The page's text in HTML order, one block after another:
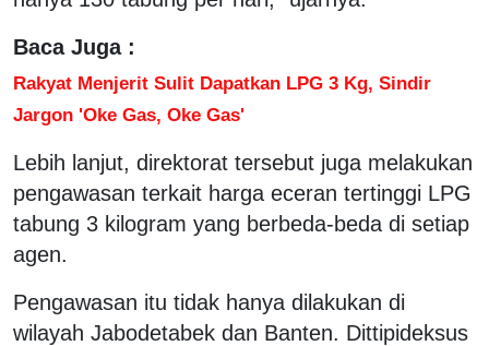
Baca Juga :
Rakyat Menjerit Sulit Dapatkan LPG 3 Kg, Sindir
Jargon 'Oke Gas, Oke Gas'
Lebih lanjut, direktorat tersebut juga melakukan
pengawasan terkait harga eceran tertinggi LPG
tabung 3 kilogram yang berbeda-beda di setiap
agen.
Pengawasan itu tidak hanya dilakukan di
wilayah Jabodetabek dan Banten. Dittipideksus